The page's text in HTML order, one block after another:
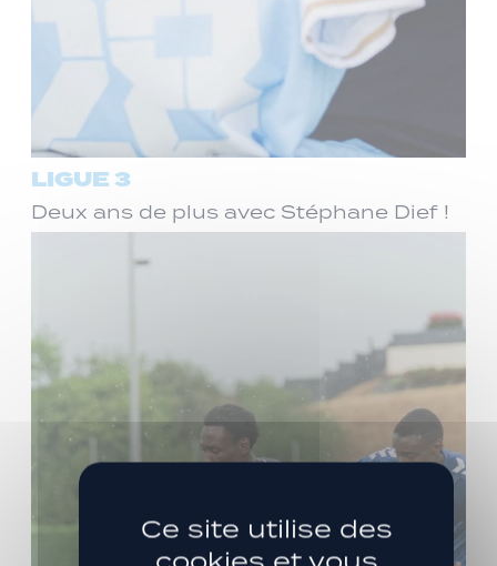
LIGUE 3
Deux ans de plus avec Stéphane Dief !
Ce site utilise des